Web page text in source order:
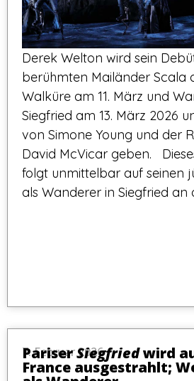
Derek Welton wird sein
berühmten Mailänder Scala
Walküre am 11. März und
Siegfried am 13. März 2026
von Simone Young und der
David McVicar geben.
folgt unmittelbar auf seinen
als Wanderer in Siegfried
7. Februar 2026
PariserSiegfriedwird
France ausgestrahlt;